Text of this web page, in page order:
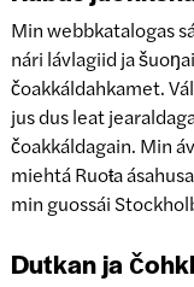
Min webbkatalogas
nári lávlagiid ja
čoakkáldahkamet.
jus dus leat
čoakkáldagain. Min
miehtá Ruoŧa
min guossái
Dutkan ja